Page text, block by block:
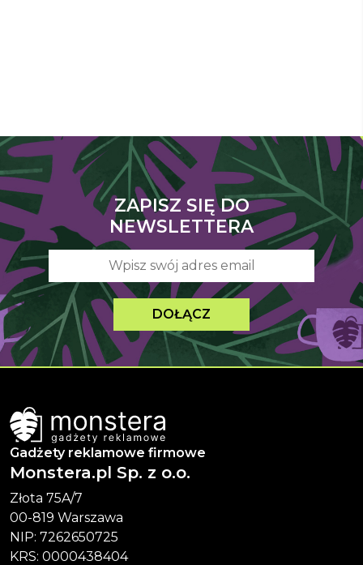
ZAPISZ SIĘ DO
NEWSLETTERA
DOŁĄCZ
Gadżety reklamowe firmowe
Monstera.pl Sp. z o.o.
Złota 75A/7
00-819 Warszawa
NIP: 7262650725
KRS: 0000438404